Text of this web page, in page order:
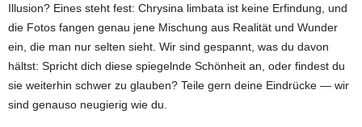
Illusion? Eines steht fest: Chrysina limbata ist keine Erfindung, und
die Fotos fangen genau jene Mischung aus Realität und Wunder
ein, die man nur selten sieht. Wir sind gespannt, was du davon
hältst: Spricht dich diese spiegelnde Schönheit an, oder findest du
sie weiterhin schwer zu glauben? Teile gern deine Eindrücke — wir
sind genauso neugierig wie du.